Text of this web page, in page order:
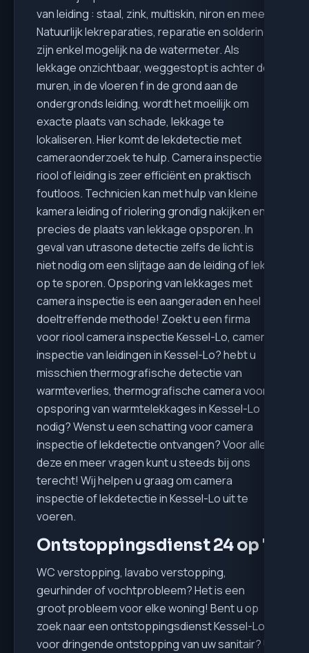
van leiding : staal, zink, multiskin, niron en meer.
Natuurlijk lekreparaties, reparatie en soldering
zijn enkel mogelijk na de watermeter. Als
lekkage onzichtbaar, weggestopt is achter de
muren, in de vloeren f in de grond aan de
ondergronds leiding, wordt het moeilijk om
exacte plaats van schade, lekkage te
lokaliseren. Hier komt de lekdetectie met
cameraonderzoek te hulp. Camera inspectie
riool of leiding is zeer efficiënt en praktisch
foutloos. Technicien kan met hulp van kleine
kamera leiding of riolering grondig nakijken en
precies de plaats van lekkage opsporen. In
geval van utrasone detectie zelfs de licht is
niet nodig om een slijtage aan de leiding of lek
op te sporen. Opsporing van lekkages met
camera inspectie is een aangeraden en heel
doeltreffende methode! Zoekt u een firma
voor riool camera inspectie Kessel-Lo, camera
inspectie van leidingen in Kessel-Lo? hebt u
misschien thermografische detectie van
warmteverlies, thermografische camera voor
opsporing van warmtelekkages in Kessel-Lo
nodig? Wenst u een schatting voor camera
inspectie of lekdetectie ontvangen? Voor alle
deze en meer vragen kunt u steeds bij ons
terecht! Wij helpen u graag om camera
inspectie of lekdetectie in Kessel-Lo uit te
voeren.
Ontstoppingsdienst 24 op 7
WC verstopping, lavabo verstopping,
geurhinder of vochtprobleem? Het is een
groot probleem voor elke woning! Bent u op
zoek naar een ontstoppingsdienst Kessel-Lo
voor dringende ontstopping van uw sanitair? U